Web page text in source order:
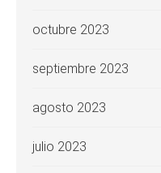
octubre 2023
septiembre 2023
agosto 2023
julio 2023